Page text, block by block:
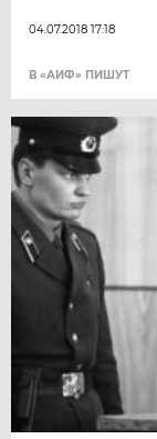
04.07.2018 17:18
В «АИФ» ПИШУТ